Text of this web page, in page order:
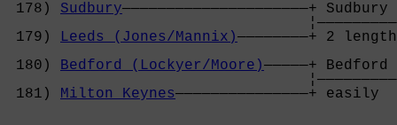
178) Sudbury
179)
Leeds (Jones/Mannix)————————+ 2
180) Bedford (Lockyer/Moore)—————+
181) Milton Keynes